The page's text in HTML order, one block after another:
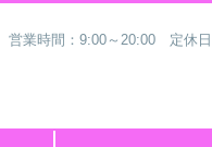
営業時間：9:00～20:00 定休